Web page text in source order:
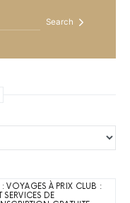
Search
: VOYAGES À PRIX CLUB :
SERVICES DE